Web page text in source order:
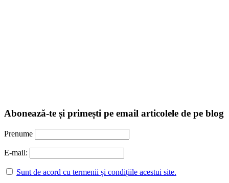
Abonează-te și primești pe email articolele de pe blog
Prenume
E-mail:
Sunt de acord cu termenii și condițiile acestui site.